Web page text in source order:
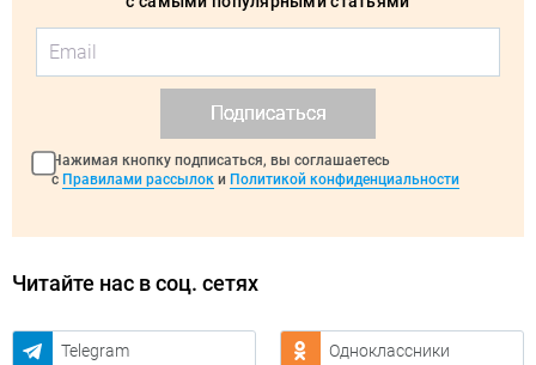
Подписаться
Нажимая кнопку подписаться, вы соглашаетесь
с Правилами рассылок и Политикой конфиденциальности
Читайте нас в соц. сетях
Telegram Одноклассники